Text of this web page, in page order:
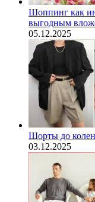
Шоппинг как
выгодным
05.12.2025
Шорты до
03.12.2025